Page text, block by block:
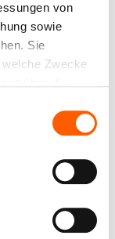
von
sowie
Sie
Zwecke
Lage
Farbe.